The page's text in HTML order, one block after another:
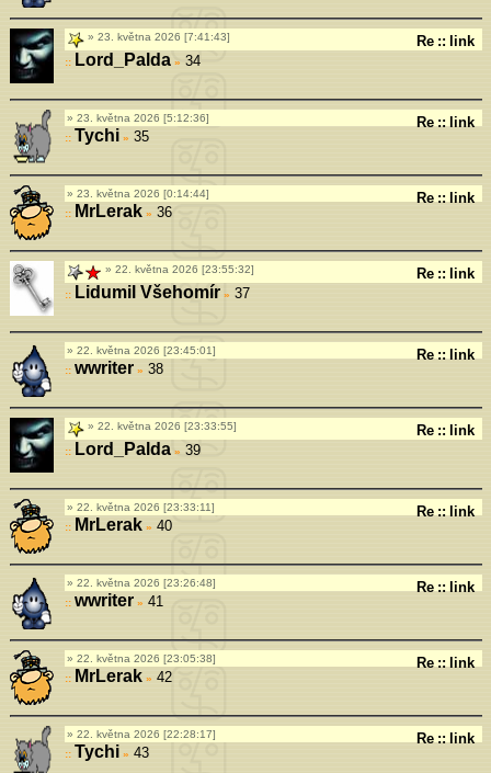
23. května 2026 [7:41:43] Re :: link
Lord_Palda» 34
23. května 2026 [5:12:36] Re :: link
Tychi » 35
23. května 2026 [0:14:44] Re :: link
MrLerak» 36
22. května 2026 [23:55:32] Re :: link
Lidumil Všehomír» 37
22. května 2026 [23:45:01] Re :: link
wwriter» 38
22. května 2026 [23:33:55] Re :: link
Lord_Palda» 39
22. května 2026 [23:33:11] Re :: link
MrLerak» 40
22. května 2026 [23:26:48] Re :: link
wwriter» 41
22. května 2026 [23:05:38] Re :: link
MrLerak» 42
22. května 2026 [22:28:17] Re :: link
Tychi » 43